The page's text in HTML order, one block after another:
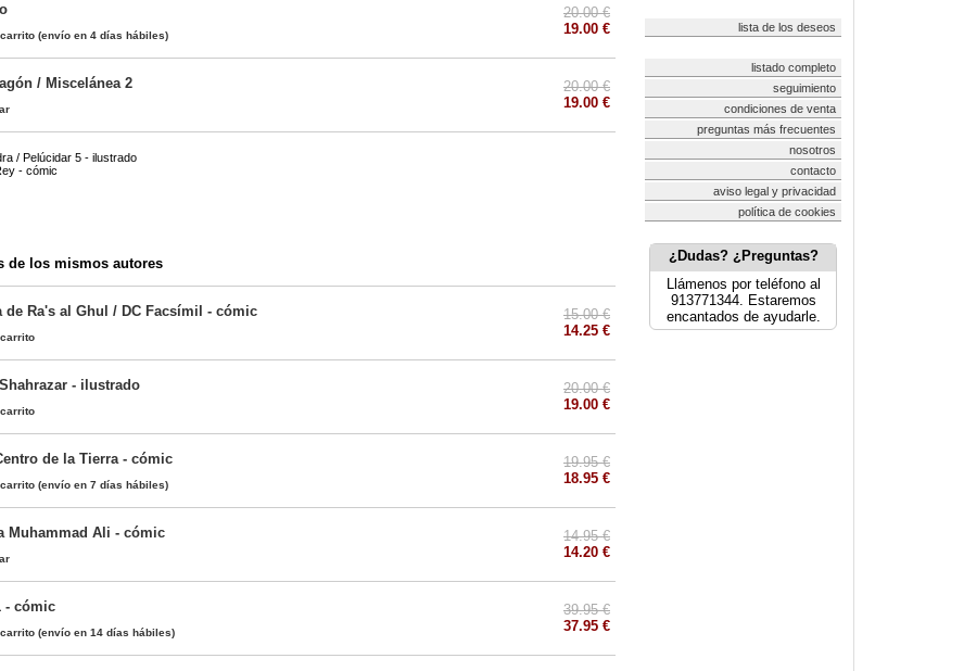
(envío en 4 días hábiles)
20.00 €
19.00 €
/ Miscelánea 2
20.00 €
19.00 €
/ Pelúcidar 5 - ilustrado
- cómic
de los mismos autores
de Ra's al Ghul / DC Facsímil - cómic
15.00 €
14.25 €
- ilustrado
20.00 €
19.00 €
de la Tierra - cómic
(envío en 7 días hábiles)
19.95 €
18.95 €
Muhammad Ali - cómic
14.95 €
14.20 €
- cómic
(envío en 14 días hábiles)
39.95 €
37.95 €
lista de los deseos
listado completo
seguimiento
condiciones de venta
preguntas más frecuentes
nosotros
contacto
aviso legal y privacidad
política de cookies
¿Dudas? ¿Preguntas?
Llámenos por teléfono al
913771344. Estaremos
encantados de ayudarle.